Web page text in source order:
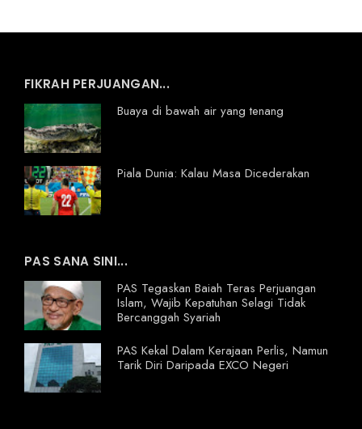
FIKRAH PERJUANGAN...
Buaya di bawah air yang tenang
Piala Dunia: Kalau Masa Dicederakan
PAS SANA SINI...
PAS Tegaskan Baiah Teras Perjuangan
Islam, Wajib Kepatuhan Selagi Tidak
Bercanggah Syariah
PAS Kekal Dalam Kerajaan Perlis, Namun
Tarik Diri Daripada EXCO Negeri